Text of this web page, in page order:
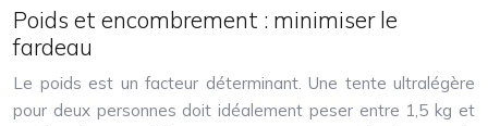
Poids et encombrement : minimiser le
fardeau
Le poids est un facteur déterminant. Une tente ultralégère
pour deux personnes doit idéalement peser entre 1,5 kg et